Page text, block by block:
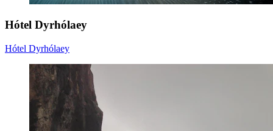
Hótel Dyrhólaey
Hótel Dyrhólaey